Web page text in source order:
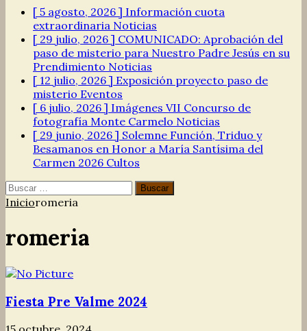
[ 5 agosto, 2026 ] Información cuota
extraordinaria Noticias
[ 29 julio, 2026 ] COMUNICADO: Aprobación del
paso de misterio para Nuestro Padre Jesús en su
Prendimiento Noticias
[ 12 julio, 2026 ] Exposición proyecto paso de
misterio Eventos
[ 6 julio, 2026 ] Imágenes VII Concurso de
fotografía Monte Carmelo Noticias
[ 29 junio, 2026 ] Solemne Función, Triduo y
Besamanos en Honor a María Santísima del
Carmen 2026 Cultos
Buscar:
Inicioromeria
romeria
Fiesta Pre Valme 2024